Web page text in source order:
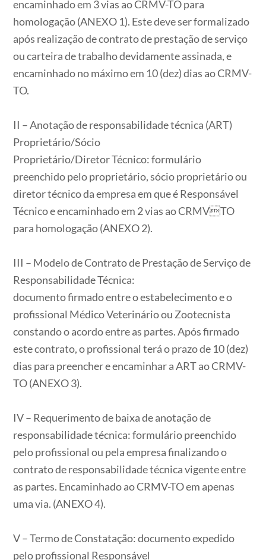
encaminhado em 3 vias ao CRMV-TO para
homologação (ANEXO 1). Este deve ser formalizado
após realização de contrato de prestação de serviço
ou carteira de trabalho devidamente assinada, e
encaminhado no máximo em 10 (dez) dias ao CRMV-
TO.
II – Anotação de responsabilidade técnica (ART)
Proprietário/Sócio
Proprietário/Diretor Técnico: formulário
preenchido pelo proprietário, sócio proprietário ou
diretor técnico da empresa em que é Responsável
Técnico e encaminhado em 2 vias ao CRMVTO
para homologação (ANEXO 2).
III – Modelo de Contrato de Prestação de Serviço de
Responsabilidade Técnica:
documento firmado entre o estabelecimento e o
profissional Médico Veterinário ou Zootecnista
constando o acordo entre as partes. Após firmado
este contrato, o profissional terá o prazo de 10 (dez)
dias para preencher e encaminhar a ART ao CRMV-
TO (ANEXO 3).
IV – Requerimento de baixa de anotação de
responsabilidade técnica: formulário preenchido
pelo profissional ou pela empresa finalizando o
contrato de responsabilidade técnica vigente entre
as partes. Encaminhado ao CRMV-TO em apenas
uma via. (ANEXO 4).
V – Termo de Constatação: documento expedido
pelo profissional Responsável